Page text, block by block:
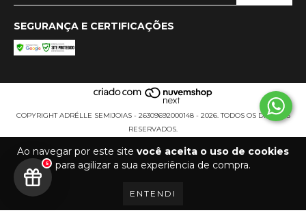
Ao navegar por este site você aceita o uso de cookies
para agilizar a sua experiência de compra.
ENTENDI
SEGURANÇA E CERTIFICAÇÕES
COPYRIGHT ADRÉLLE SEMIJOIAS - 26309692000148 - 2026. TODOS OS DIREITOS
RESERVADOS.
5